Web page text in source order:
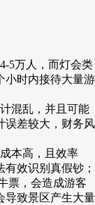
5万人，而灯会类
小时内接待大量游
混乱，并且可能
误差较大，财务风
本高，且效率
效识别真假钞；
票，会造成游客
导致景区产生大量